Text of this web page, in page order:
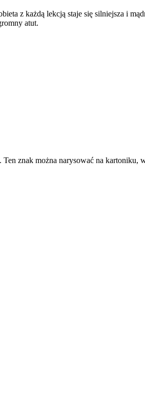
z każdą lekcją staje się silniejsza i
atut.
znak można narysować na